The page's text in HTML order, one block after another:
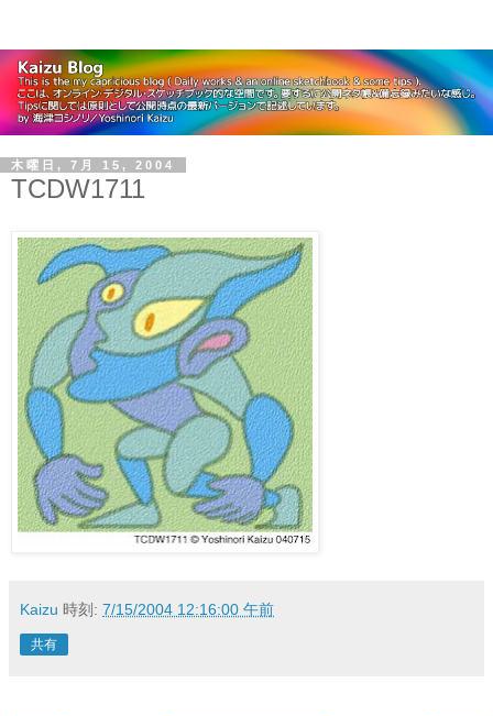
木曜日, 7月 15, 2004
TCDW1711
Kaizu 時刻: 7/15/2004 12:16:00 午前
共有